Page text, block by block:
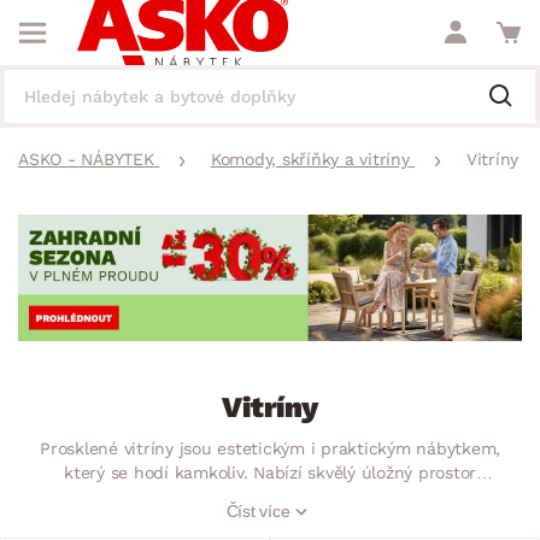
ASKO - NÁBYTEK Komody, skříňky a vitríny Vitríny
Vitríny
Prosklené vitríny jsou estetickým i praktickým nábytkem,
který se hodí kamkoliv. Nabízí skvělý úložný prostor
nádobí, vázy, svíčky, dekorace nebo třeba trofeje. Vystavit si
Číst více